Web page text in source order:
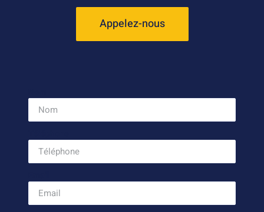
Appelez-nous